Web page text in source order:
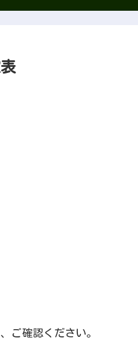
ご確認ください。